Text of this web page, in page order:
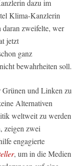
dazu im
Klima-Kanzlerin
daran zweifelte, wer
jetzt
ganz
bewahrheiten soll.
Grünen und Linken zu
Alternativen
weltweit zu werden
zeigen zwei
engagierte
, um in die Medien